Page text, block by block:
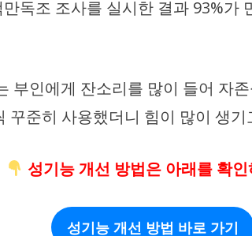
독조 조사를 실시한 결과 93%
부인에게 잔소리를 많이 들어 자
준히 사용했더니 힘이 많이 생
성기능 개선 방법은 아래를 확
성기능 개선 방법 바로 가기